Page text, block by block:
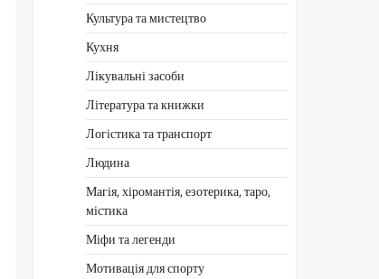
Культура та мистецтво
Кухня
Лікувальні засоби
Література та книжки
Логістика та транспорт
Людина
Магія, хіромантія, езотерика, таро,
містика
Міфи та легенди
Мотивація для спорту